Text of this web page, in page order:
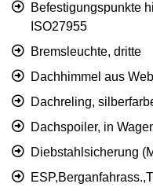
Befestigungspunkte
ISO27955
Bremsleuchte, dritte
Dachhimmel aus
Dachreling,
Dachspoiler, in
Diebstahlsicherung